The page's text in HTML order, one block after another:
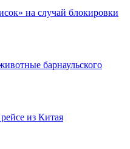
на случай блокировки
барнаульского
из Китая